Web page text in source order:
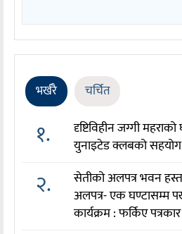
भर्खरै चर्चित
१.
दृष्टिविहीन जग्गी
युनाइटेड क्लबको
२.
सेतीको अलपत्र भवन
अलपत्र- एक घण्टासम्म
कार्यक्रम : फर्किए पत्रकार